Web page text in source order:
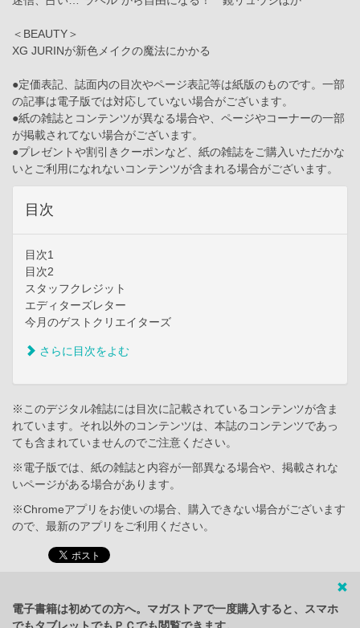
＜BEAUTY＞
XG JURINが新色メイクの魔法にかかる
●定価表記、誌面内の目次やページ表記等は紙版のものです。一部
の記事は電子版では対応していない場合がございます。
●紙の雑誌とコンテンツが異なる場合や、ページやコーナーの一部
が掲載されてない場合がございます。
●プレゼントや割引きクーポンなど、紙の雑誌をご購入いただかな
いとご利用になれないコンテンツが含まれる場合がございます。
目次
目次1
目次2
スタッフクレジット
エディターズレター
今月のゲストクリエイターズ
さらに目次をよむ
※このデジタル雑誌には目次に記載されているコンテンツが含ま
れています。それ以外のコンテンツは、本誌のコンテンツであっ
ても含まれていませんのでご注意ください。
※電子版では、紙の雑誌と内容が一部異なる場合や、掲載されな
いページがある場合があります。
※Chromeアプリをお使いの場合、購入できない場合がございます
ので、最新のアプリをご利用ください。
電子書籍は初めての方へ。マガストアで一度購入すると、スマホ